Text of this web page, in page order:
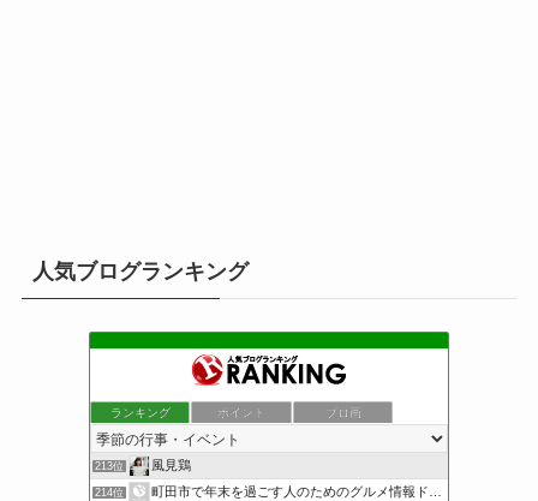
人気ブログランキング
ランキング ポイント ブロ画
213位 風見鶏
214位 町田市で年末を過ごす人のためのグルメ情報ドットコム